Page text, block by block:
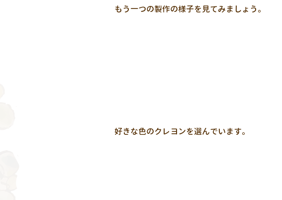
もう一つの製作の様子を見てみましょう。
好きな色のクレヨンを選んでいます。